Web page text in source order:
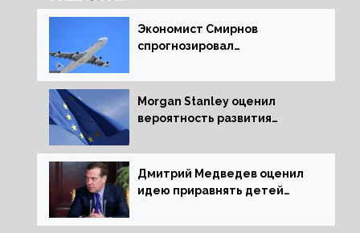
следующем отчете
Экономист Смирнов
спрогнозировал
России
Morgan Stanley оценил
вероятность развития
Дмитрий Медведев оценил
идею приравнять детей